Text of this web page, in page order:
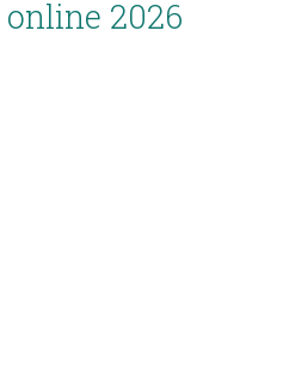
2026